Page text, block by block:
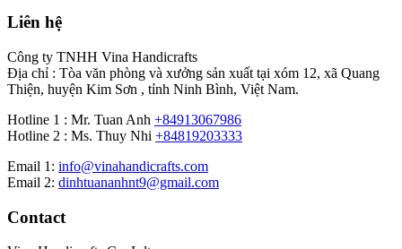
Liên hệ
Công ty TNHH Vina Handicrafts
Địa chỉ : Tòa văn phòng và xưởng sản xuất tại xóm 12, xã Quang
Thiện, huyện Kim Sơn , tỉnh Ninh Bình, Việt Nam.
Hotline 1 : Mr. Tuan Anh +84913067986
Hotline 2 : Ms. Thuy Nhi +84819203333
Email 1: info@vinahandicrafts.com
Email 2: dinhtuananhnt9@gmail.com
Contact